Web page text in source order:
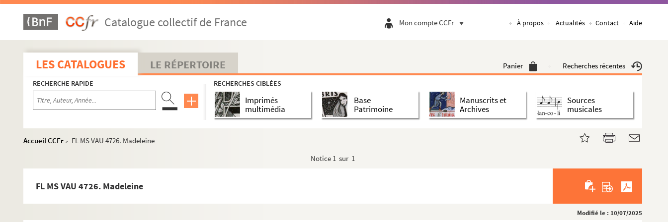
Catalogue collectif de France Mon compte CCFr À propos Actualités Contact Aide
LES CATALOGUES LE RÉPERTOIRE Panier Recherches récentes
RECHERCHE RAPIDE RECHERCHES CIBLÉES
Imprimés
multimédia
Base
Patrimoine
Manuscrits et
Archives
Sources
musicales
Accueil CCFr >
FL MS VAU 4726. Madeleine
Notice 1 sur 1
FL MS VAU 4726. Madeleine
Modifié le : 10/07/2025
Vaudevilles 4700-4799
FL MS VAU 4700. Le médecin des dames
FL MS VAU 4701. La mère de famille
FL MS VAU 4702. Le métier et la quenouille
FL MS VAU 4703. Madame Dubarry, en 3 actes
FL MS VAU 4704. Les petites marionettes
Agnes ou La femme à principes
FL MS VAU 4709. La marchande de mode, parodie de la Vestale, melée de Vaudevilles en un acte et en prose